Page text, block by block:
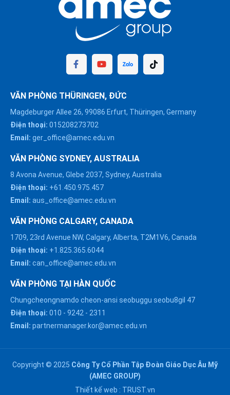
VĂN PHÒNG THÜRINGEN, ĐỨC
Magdeburger Allee 26, 99086 Erfurt, Thüringen, Germany
Điện thoại: 015208273702
Email: ger_office@amec.edu.vn
VĂN PHÒNG SYDNEY, AUSTRALIA
8 Avona Avenue, Glebe 2037, Sydney, Australia
Điện thoại: +61.450.975.457
Email: aus_office@amec.edu.vn
VĂN PHÒNG CALGARY, CANADA
1709, 23rd Avenue NW, Calgary, Alberta, T2M1V6, Canada
Điện thoại: +1.825.365.6044
Email: can_office@amec.edu.vn
VĂN PHÒNG TẠI HÀN QUỐC
Chungcheongnamdo cheon-ansi seobuggu seobu8gil 47
Điện thoại: 010 - 9242 - 2311
Email: partnermanager.kor@amec.edu.vn
Copyright © 2025 Công Ty Cổ Phần Tập Đoàn Giáo Dục Âu Mỹ
(AMEC GROUP)
Thiết kế web : TRUST.vn
HÀ NỘI :
0914863466
ĐÀ NẴNG :
0916082128
HỒ CHÍ MINH :
Chat với chúng tôi trên
Zalo